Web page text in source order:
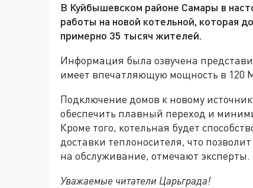
В Куйбышевском районе Самары в
работы на новой котельной, которая
примерно 35 тысяч жителей.
Информация была озвучена
имеет впечатляющую мощность в 120
Подключение домов к новому
обеспечить плавный переход и
Кроме того, котельная будет
доставки теплоносителя, что
на обслуживание, отмечают эксперты.
Уважаемые читатели Царьграда!